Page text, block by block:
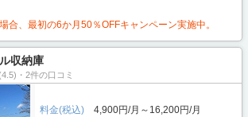
合、最初の6か月50％OFFキャンペーン実施中。
収納庫
・2件の口コミ
料金(税込)
4,900円/月～16,200円/月